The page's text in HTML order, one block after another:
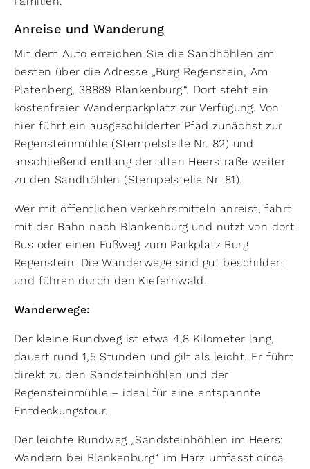
Anreise und Wanderung
Mit dem Auto erreichen Sie die Sandhöhlen am
besten über die Adresse „Burg Regenstein, Am
Platenberg, 38889 Blankenburg“. Dort steht ein
kostenfreier Wanderparkplatz zur Verfügung. Von
hier führt ein ausgeschilderter Pfad zunächst zur
Regensteinmühle (Stempelstelle Nr. 82) und
anschließend entlang der alten Heerstraße weiter
zu den Sandhöhlen (Stempelstelle Nr. 81).
Wer mit öffentlichen Verkehrsmitteln anreist, fährt
mit der Bahn nach Blankenburg und nutzt von dort
Bus oder einen Fußweg zum Parkplatz Burg
Regenstein. Die Wanderwege sind gut beschildert
und führen durch den Kiefernwald.
Wanderwege:
Der kleine Rundweg ist etwa 4,8 Kilometer lang,
dauert rund 1,5 Stunden und gilt als leicht. Er führt
direkt zu den Sandsteinhöhlen und der
Regensteinmühle – ideal für eine entspannte
Entdeckungstour.
Der leichte Rundweg „Sandsteinhöhlen im Heers:
Wandern bei Blankenburg“ im Harz umfasst circa